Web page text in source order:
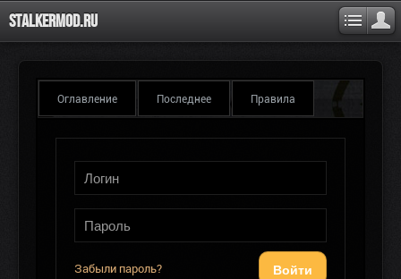
Stalkermod.ru
Оглавление Последнее Правила
Войти
Забыли пароль?